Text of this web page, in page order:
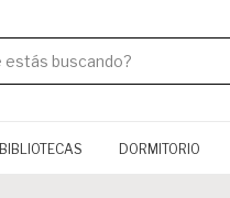
BIBLIOTECAS DORMITORIO